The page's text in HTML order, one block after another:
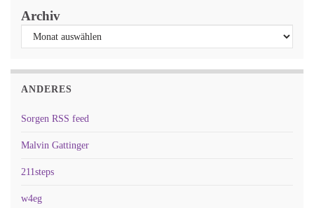
Archiv
ANDERES
Sorgen RSS feed
Malvin Gattinger
211steps
w4eg